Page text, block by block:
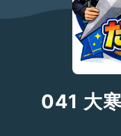
041 大